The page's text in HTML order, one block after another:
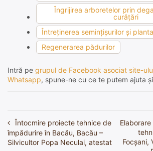
Îngrijirea arboretelor prin
curăţări
Întreţinerea seminţişurilor şi
Regenerarea pădurilor
Intră pe grupul de Facebook asociat site-
Whatsapp, spune-ne cu ce te putem ajuta
Navigare
în
Întocmire proiecte tehnice de
împădurire în Bacău, Bacău –
Silvicultor Popa Neculai, atestat
Focșani,